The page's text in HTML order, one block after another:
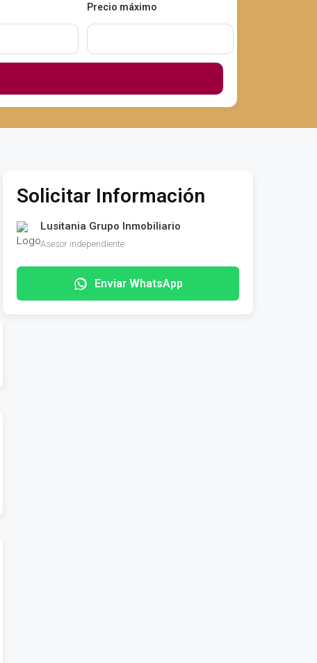
Precio máximo
Solicitar Información
Lusitania Grupo Inmobiliario
Asesor independiente
Enviar WhatsApp